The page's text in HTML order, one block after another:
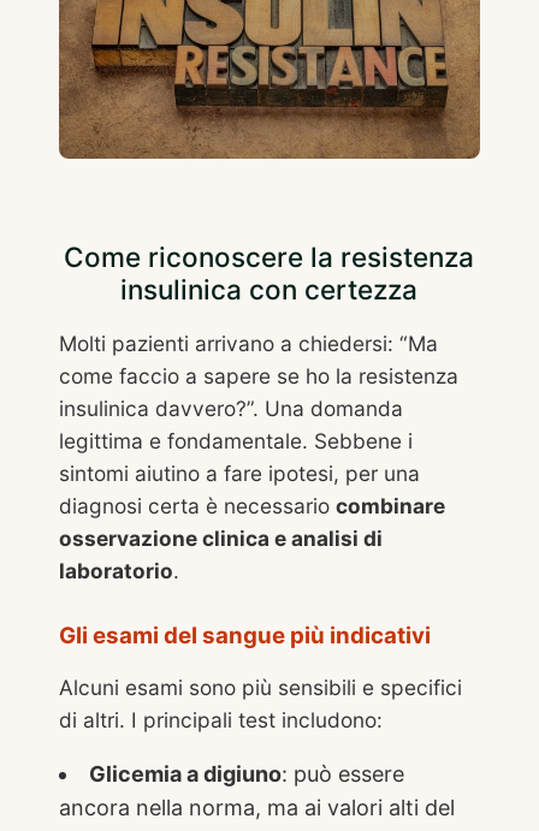
Come riconoscere la resistenza
insulinica con certezza
Molti pazienti arrivano a chiedersi: “Ma
come faccio a sapere se ho la resistenza
insulinica davvero?”. Una domanda
legittima e fondamentale. Sebbene i
sintomi aiutino a fare ipotesi, per una
diagnosi certa è necessario combinare
osservazione clinica e analisi di
laboratorio.
Gli esami del sangue più indicativi
Alcuni esami sono più sensibili e specifici
di altri. I principali test includono:
Glicemia a digiuno: può essere
ancora nella norma, ma ai valori alti del